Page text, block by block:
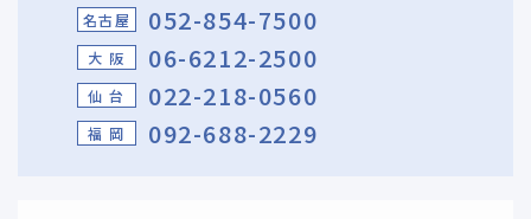
名古屋 052-854-7500
大 阪 06-6212-2500
仙 台 022-218-0560
福 岡 092-688-2229